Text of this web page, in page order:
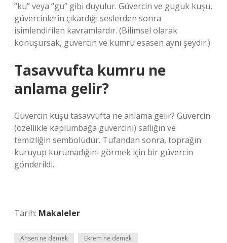
“ku” veya “gu” gibi duyulur. Güvercin ve guguk kuşu,
güvercinlerin çıkardığı seslerden sonra
isimlendirilen kavramlardır. (Bilimsel olarak
konuşursak, güvercin ve kumru esasen aynı şeydir.)
Tasavvufta kumru ne
anlama gelir?
Güvercin kuşu tasavvufta ne anlama gelir? Güvercin
(özellikle kaplumbağa güvercini) saflığın ve
temizliğin sembolüdür. Tufandan sonra, toprağın
kuruyup kurumadığını görmek için bir güvercin
gönderildi.
Tarih: Makaleler
Ahsen ne demek Ekrem ne demek